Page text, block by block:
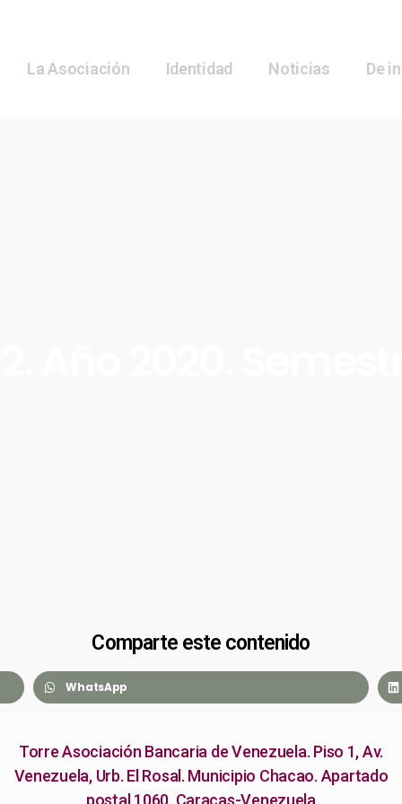
La Asociación Identidad Noticias De
Comparte este contenido
WhatsApp
Torre Asociación Bancaria de Venezuela. Piso 1, Av.
Venezuela, Urb. El Rosal. Municipio Chacao. Apartado
postal 1060. Caracas-Venezuela